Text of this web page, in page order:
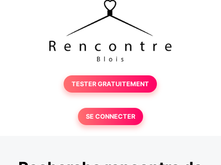
TESTER GRATUITEMENT
SE CONNECTER